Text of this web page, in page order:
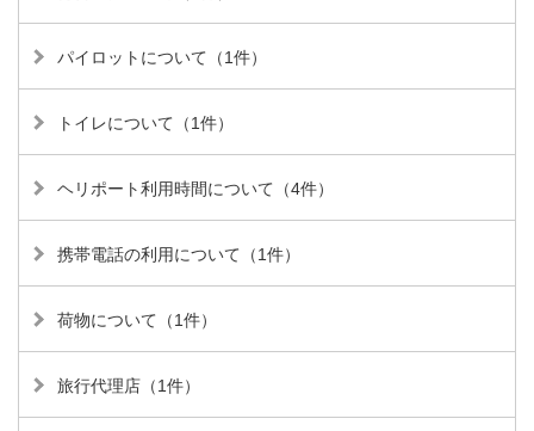
パイロットについて（1件）
トイレについて（1件）
ヘリポート利用時間について（4件）
携帯電話の利用について（1件）
荷物について（1件）
旅行代理店（1件）